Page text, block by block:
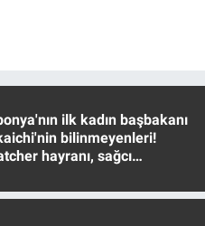
ilk kadın başbakanı
bilinmeyenleri!
hayranı, sağcı